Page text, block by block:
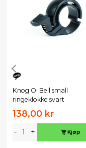
Knog Oi Bell small
ringeklokke svart
138,00 kr
- + Kjøp